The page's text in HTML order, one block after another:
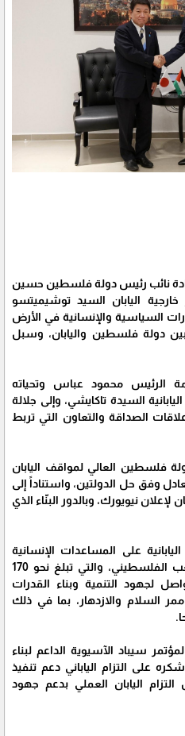
استقبل سيادة نائب رئيس دولة فلسطين حسين
خارجية اليابان السيد توشيميتسو
السياسية والإنسانية في الأرض
بين دولة فلسطين واليابان، وسبل
الرئيس محمود عباس وتحياته
السيدة تاكايشي، وإلى جلالة
الصداقة والتعاون التي تربط
فلسطين العالي لمواقف اليابان
وفق حل الدولتين، واستناداً إلى
لإعلان نيويورك، وبالدور البنّاء الذي
على المساعدات الإنسانية
والتنموية الجديدة المقدّمة للشعب الفلسطيني، والتي تبلغ نحو 170
لجهود التنمية وبناء القدرات
السلام والازدهار، بما في ذلك
سيباد الآسيوية الداعم لبناء
على التزام الياباني دعم تنفيذ
اليابان العملي بدعم جهود